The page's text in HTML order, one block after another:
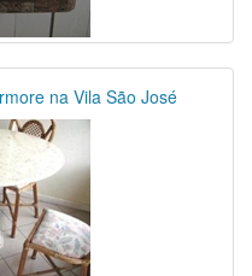
na Vila São José